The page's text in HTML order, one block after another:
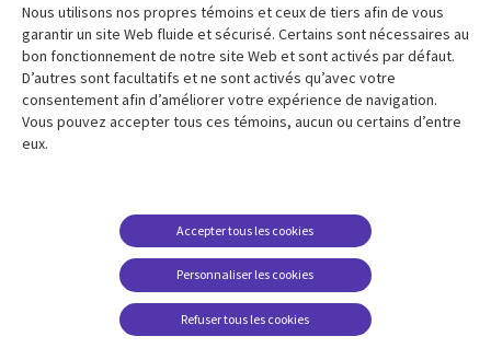
Salle de presse
Ressources
Articles
Études de cas
Baladodiffusions
Support
Restrictions et
conditions juridiques
Carrières FAQ
Centre de gestion des
Social
Media
Global
FR
Nous utilisons nos propres témoins et ceux de tiers afin de vous
garantir un site Web fluide et sécurisé. Certains sont nécessaires au
bon fonctionnement de notre site Web et sont activés par défaut.
D’autres sont facultatifs et ne sont activés qu’avec votre
consentement afin d’améliorer votre expérience de navigation.
Vous pouvez accepter tous ces témoins, aucun ou certains d’entre
eux.
Personnaliser les cookies
Accepter tous les cookies
Refuser tous les cookies